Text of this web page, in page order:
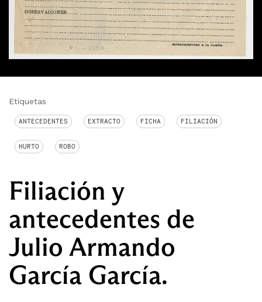
Etiquetas
ANTECEDENTES EXTRACTO FICHA FILIACIÓN
HURTO ROBO
Filiación y
antecedentes de
Julio Armando
García García.